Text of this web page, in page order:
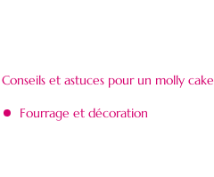
Conseils et astuces pour un molly
Fourrage et décoration